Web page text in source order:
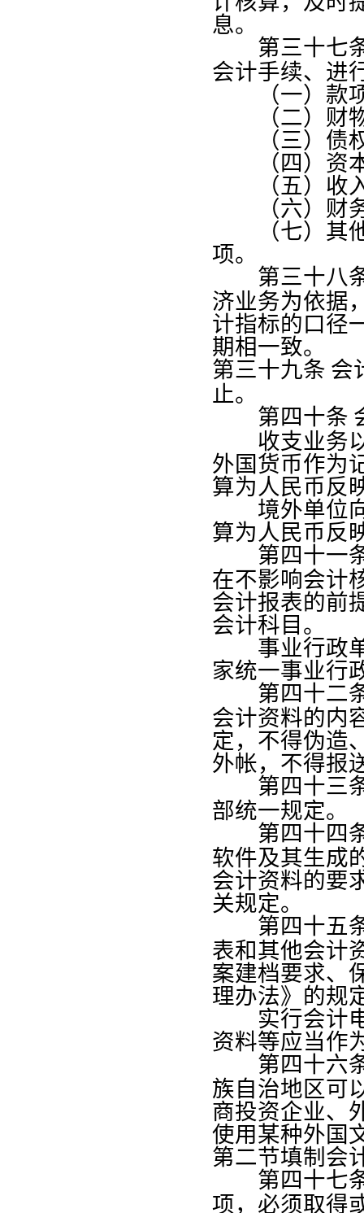
息。
第三十七
会计手续、进
（一）款项
（二）财物
（三）债权
（四）资本
（五）收入
（六）财务
（七）其他
项。
第三十八
济业务为依据
计指标的口径
期相一致。
第三十九条 会
止。
第四十条
收支业务以
外国货币作为
算为人民币反
境外单位向
算为人民币反
第四十一
在不影响会计
会计报表的前
会计科目。
事业行政单
家统一事业行
第四十二
会计资料的内
定，不得伪造
外帐，不得报
第四十三
部统一规定。
第四十四
软件及其生成
会计资料的要
关规定。
第四十五
表和其他会计
案建档要求、
理办法》的规
实行会计电
资料等应当作
第四十六
族自治地区可
商投资企业、
使用某种外国
第二节填制会
第四十七
项，必须取得